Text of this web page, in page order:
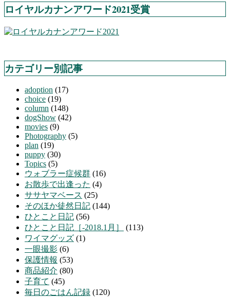
ロイヤルカナンアワード2021受賞
カテゴリー別記事
adoption (17)
choice (19)
column (148)
dogShow (42)
movies (9)
Photography (5)
plan (19)
puppy (30)
Topics (5)
ウォブラー症候群 (16)
お散歩で出逢った (4)
ササヤマベース (25)
そのほか徒然日記 (144)
ひとこと日記 (56)
ひとこと日記［-2018.1月］
(113)
ワイマグッズ (1)
一眼撮影 (6)
保護情報 (53)
商品紹介 (80)
子育て (45)
毎日のごはん記録 (120)